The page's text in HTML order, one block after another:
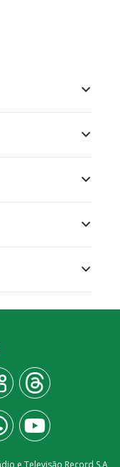
e Televisão Record S.A